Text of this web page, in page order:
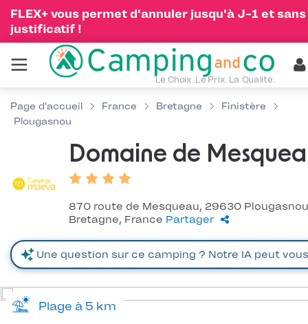
FLEX+ vous permet d'annuler jusqu'à J-1 et sans
justificatif !
Le Choix. Le Prix. La Qualité.
Page d'accueil France Bretagne
Finistère
Plougasnou
Domaine de
870 route de Mesqueau, 29630
Bretagne, France Partager
Plage à 5 km